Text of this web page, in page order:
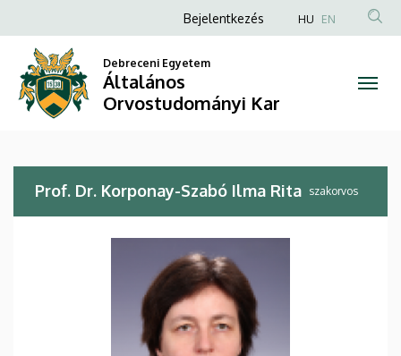
Dr.
Korponay-
Szabó
Ilma
Rita
Orvostudományi
a
tartalomra
Anonim
fiók
menüje
Bejelentkezés HU EN
Debreceni Egyetem
Általános
Orvostudományi Kar
Prof. Dr. Korponay-Szabó Ilma Rita szakorvos